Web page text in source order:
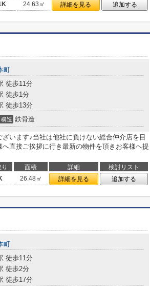
24.63㎡ 詳細を見る 追加する
町
徒歩11分
徒歩1分
徒歩13分
構造 鉄骨造
います♪当社は他社に負けない総合仲介店を目
直接ご挨拶に行き最新の物件を頂きお客様へ提
面積 詳細
検討リスト
26.48㎡ 詳細を見る 追加する
町
徒歩11分
徒歩2分
徒歩17分